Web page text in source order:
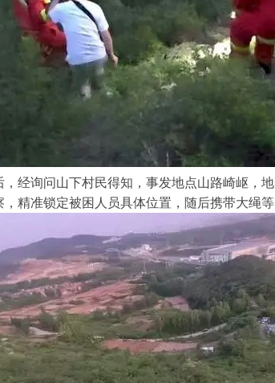
经询问山下村民得知，事发地点山路崎岖，
精准锁定被困人员具体位置，随后携带大绳